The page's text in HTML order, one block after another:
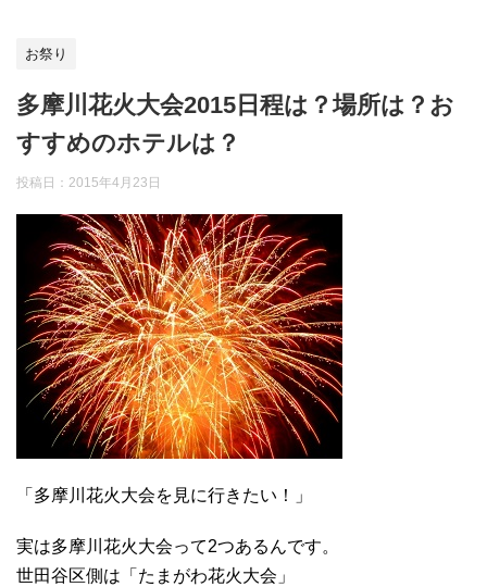
お祭り
多摩川花火大会2015日程は？場所は？お
すすめのホテルは？
投稿日： 2015年4月23日
「多摩川花火大会を見に行きたい！」
実は多摩川花火大会って2つあるんです。
世田谷区側は「たまがわ花火大会」